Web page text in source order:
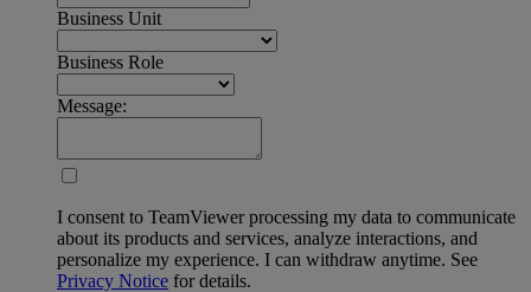
Business Unit
Business Role
Message:
I consent to TeamViewer processing my data to communicate
about its products and services, analyze interactions, and
personalize my experience. I can withdraw anytime. See
Privacy Notice for details.